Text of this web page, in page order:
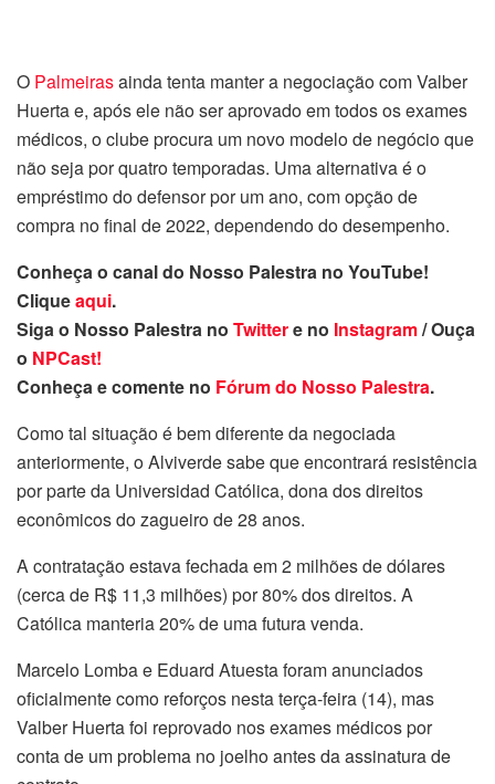
O Palmeirasainda tenta manter a negociação com Valber
Huerta e, após ele não ser aprovado em todos os exames
médicos, o clube procura um novo modelo de negócio que
não seja por quatro temporadas. Uma alternativa é o
empréstimo do defensor por um ano, com opção de
compra no final de 2022, dependendo do desempenho.
Conheça o canal do Nosso Palestra no YouTube!
Cliqueaqui.
Siga o Nosso Palestra no Twittere no Instagram/ Ouça
o NPCast!
Conheça e comente no Fórum do Nosso Palestra.
Como tal situação é bem diferente da negociada
anteriormente, o Alviverde sabe que encontrará resistência
por parte da Universidad Católica, dona dos direitos
econômicos do zagueiro de 28 anos.
A contratação estava fechada em 2 milhões de dólares
(cerca de R$ 11,3 milhões) por 80% dos direitos. A
Católica manteria 20% de uma futura venda.
Marcelo Lomba e Eduard Atuesta foram anunciados
oficialmente como reforços nesta terça-feira (14), mas
Valber Huerta foi reprovado nos exames médicos por
conta de um problema no joelho antes da assinatura de